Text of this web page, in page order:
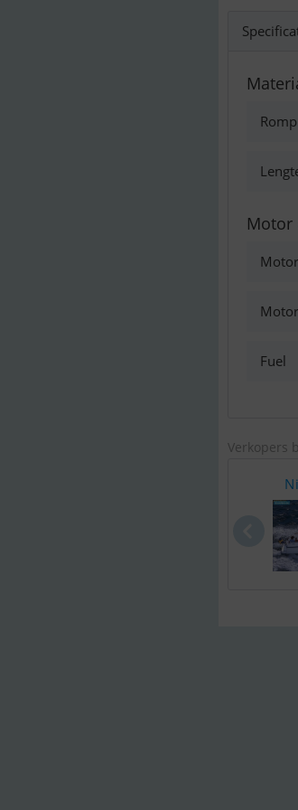
Motor
Motor
Fuel
Verkopers